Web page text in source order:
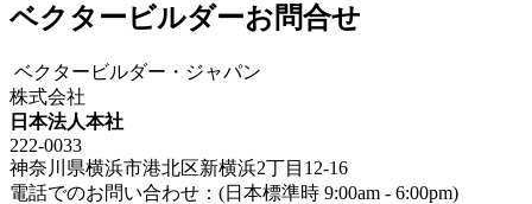
ベクタービルダーお問合せ
ベクタービルダー・ジャパン
株式会社
日本法人本社
222-0033
神奈川県横浜市港北区新横浜2丁目12-16
電話でのお問い合わせ：(日本標準時 9:00am - 6:00pm)